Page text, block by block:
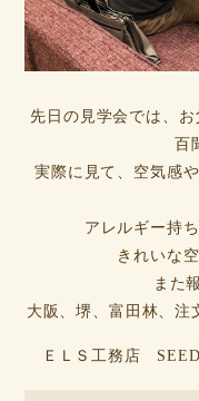
先日の見学会では、
百
実際に見て、空気感
アレルギー持
きれいな
また
大阪、堺、富田林、注
ＥＬＳ工務店